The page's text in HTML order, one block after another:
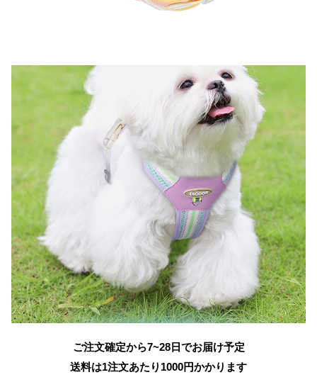
ご注文確定から7~28日でお届け予定
送料は1注文あたり 1000円かかります